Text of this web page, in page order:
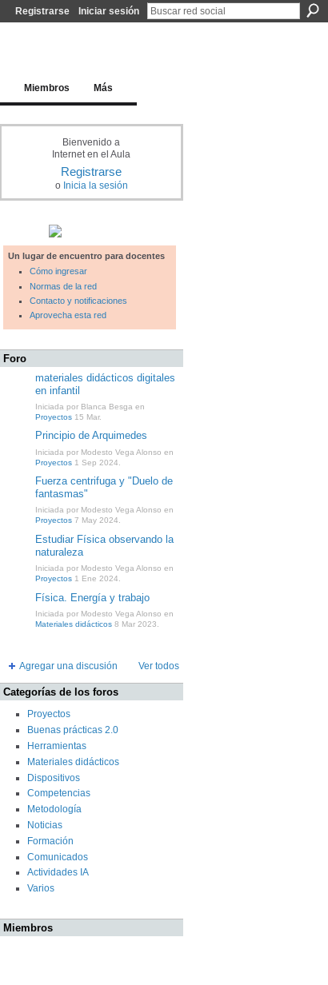
Registrarse Iniciar sesión
Miembros Más
Bienvenido a
Internet en el Aula
Registrarse
o Inicia la sesión
Un lugar de encuentro para docentes
Cómo ingresar
Normas de la red
Contacto y notificaciones
Aprovecha esta red
Foro
materiales didácticos digitales
en infantil
Iniciada por Blanca Besga en
Proyectos 15 Mar.
Principio de Arquimedes
Iniciada por Modesto Vega Alonso en
Proyectos 1 Sep 2024.
Fuerza centrifuga y "Duelo de
fantasmas"
Iniciada por Modesto Vega Alonso en
Proyectos 7 May 2024.
Estudiar Física observando la
naturaleza
Iniciada por Modesto Vega Alonso en
Proyectos 1 Ene 2024.
Física. Energía y trabajo
Iniciada por Modesto Vega Alonso en
Materiales didácticos 8 Mar 2023.
Agregar una discusión Ver todos
Categorías de los foros
Proyectos
Buenas prácticas 2.0
Herramientas
Materiales didácticos
Dispositivos
Competencias
Metodología
Noticias
Formación
Comunicados
Actividades IA
Varios
Miembros